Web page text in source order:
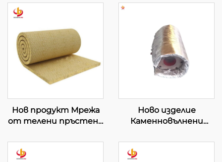
Нов продукт Мрежа
от телени пръстени
каменна минерална
вълна Вълнен килим
Ново изделие
Каменновълнени
топлинна изолация и
пожарна безопасност